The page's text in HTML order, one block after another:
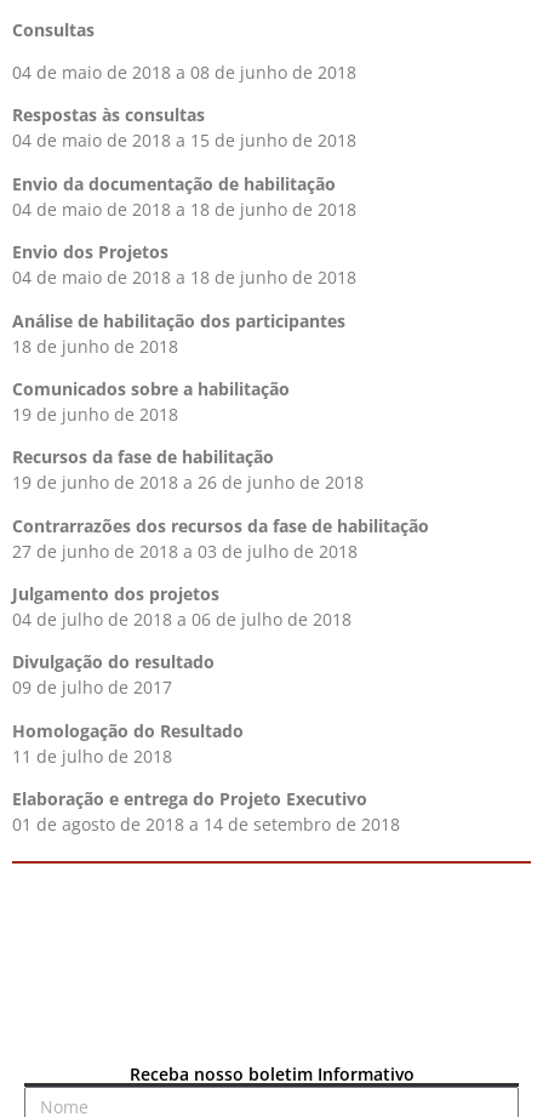
Consultas
04 de maio de 2018 a 08 de junho de 2018
Respostas às consultas
04 de maio de 2018 a 15 de junho de 2018
Envio da documentação de habilitação
04 de maio de 2018 a 18 de junho de 2018
Envio dos Projetos
04 de maio de 2018 a 18 de junho de 2018
Análise de habilitação dos participantes
18 de junho de 2018
Comunicados sobre a habilitação
19 de junho de 2018
Recursos da fase de habilitação
19 de junho de 2018 a 26 de junho de 2018
Contrarrazões dos recursos da fase de habilitação
27 de junho de 2018 a 03 de julho de 2018
Julgamento dos projetos
04 de julho de 2018 a 06 de julho de 2018
Divulgação do resultado
09 de julho de 2017
Homologação do Resultado
11 de julho de 2018
Elaboração e entrega do Projeto Executivo
01 de agosto de 2018 a 14 de setembro de 2018
Receba nosso boletim Informativo